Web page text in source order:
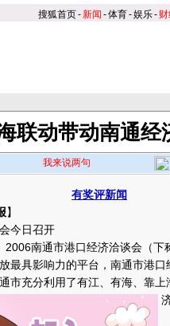
搜狐首页-新闻 -体育-娱乐-
联动带动南通经
我来说两句
有奖评新闻
】
今日召开
南通市港口经济洽谈会（下称
具影响力的平台，南通市港口
市充分利用了有江、有海、靠